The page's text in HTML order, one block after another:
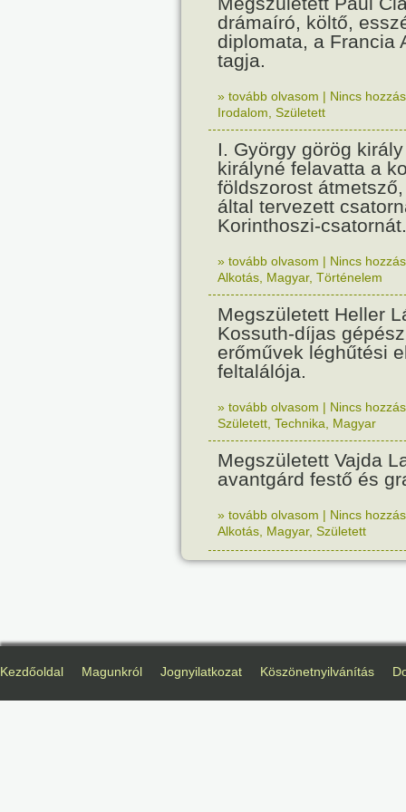
drámaíró, költő,
diplomata, a Francia
tagja.
» tovább olvasom | Nincs
Irodalom Született
I. György görög
királyné felavatta a
földszorost
által tervezett
Korinthoszi-csatornát.
» tovább olvasom | Nincs
Alkotás Magyar, Történelem
Megszületett Heller
Kossuth-díjas
erőművek léghűtési
feltalálója.
» tovább olvasom | Nincs
Született Technika Magyar
Megszületett Vajda
avantgárd festő és
» tovább olvasom | Nincs
Alkotás Magyar, Született
Kezdőoldal Magunkról Jognyilatkozat Köszönetnyilvánítás